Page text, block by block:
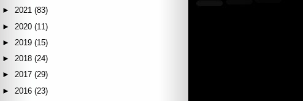
► 2021 (83)
► 2020 (11)
► 2019 (15)
► 2018 (24)
► 2017 (29)
► 2016 (23)